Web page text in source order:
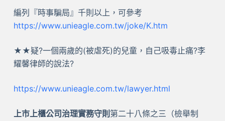
編列『時事騙局』千則以上，可參考
https://www.unieagle.com.tw/joke/K.htm
★★疑?一個兩歲的(被虐死)的兒童，自己吸毒止痛?李
耀馨律師的說法?
https://www.unieagle.com.tw/lawyer.html
上市上櫃公司治理實務守則 第二十八條之三（檢舉制